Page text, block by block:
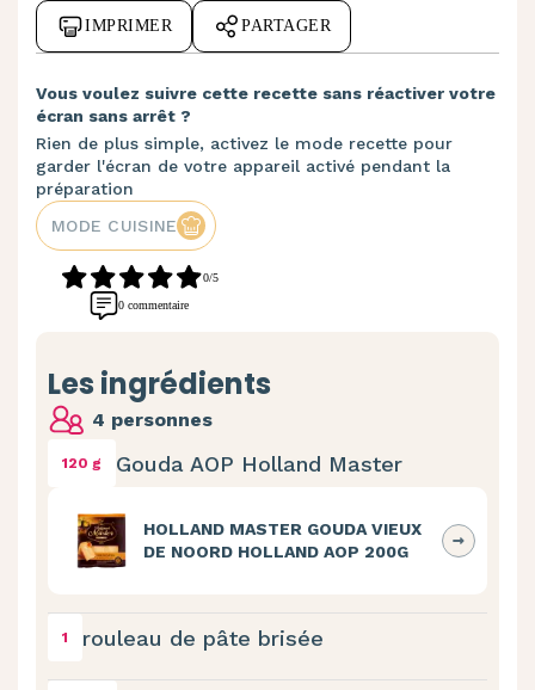
IMPRIMER PARTAGER
Vous voulez suivre cette recette sans réactiver votre
écran sans arrêt ?
Rien de plus simple, activez le mode recette pour
garder l'écran de votre appareil activé pendant la
préparation
MODE CUISINE
0/5
0 commentaire
Les ingrédients
4 personnes
120 g Gouda AOP Holland Master
HOLLAND MASTER GOUDA VIEUX
DE NOORD HOLLAND AOP 200G
1 rouleau de pâte brisée